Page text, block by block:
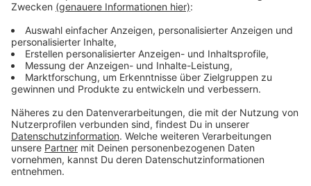
Mehr Infos zu dem Thema
Anzeige
Pressemitteilung der Stadt Düsseldorf
Schon im August 2019 gab es Regeln und Auflagen für
die Anbieter